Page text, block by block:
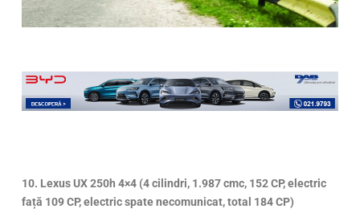
10. Lexus UX 250h 4×4 (4 cilindri, 1.987 cmc, 152 CP, electric
față 109 CP, electric spate necomunicat, total 184 CP)
Page
,Page
,Page
,Page
,Page
,Page
,Page
,Page
, Page
,Page
,Page
,Page
,Page
,Page
,Page